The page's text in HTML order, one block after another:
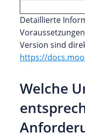
Detaillierte
Version sind
https://
Welche